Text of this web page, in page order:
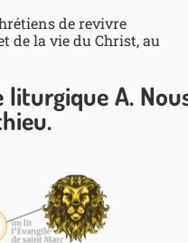
de revivre
de la vie du Christ, au
liturgique A.